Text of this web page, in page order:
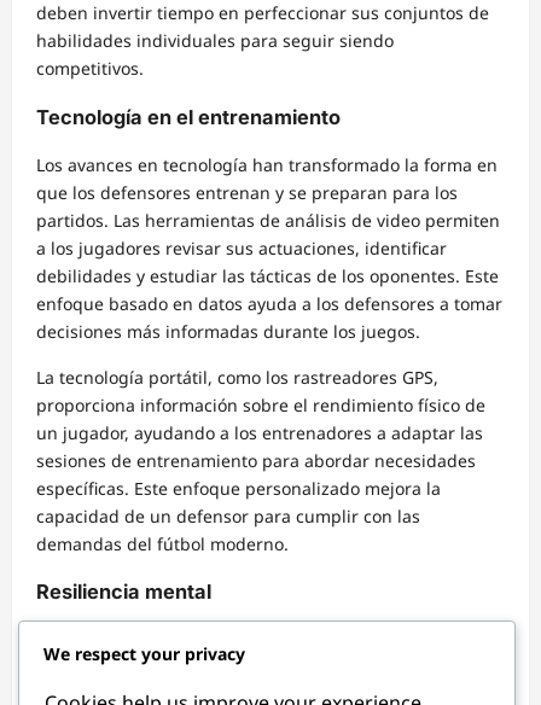
deben invertir tiempo en perfeccionar sus conjuntos de
habilidades individuales para seguir siendo
competitivos.
Tecnología en el entrenamiento
Los avances en tecnología han transformado la forma en
que los defensores entrenan y se preparan para los
partidos. Las herramientas de análisis de video permiten
a los jugadores revisar sus actuaciones, identificar
debilidades y estudiar las tácticas de los oponentes. Este
enfoque basado en datos ayuda a los defensores a tomar
decisiones más informadas durante los juegos.
La tecnología portátil, como los rastreadores GPS,
proporciona información sobre el rendimiento físico de
un jugador, ayudando a los entrenadores a adaptar las
sesiones de entrenamiento para abordar necesidades
específicas. Este enfoque personalizado mejora la
capacidad de un defensor para cumplir con las
demandas del fútbol moderno.
Resiliencia mental
a menudo enfrentan una intensa presión durante los
partidos. La capacidad de mantenerse enfocado, manejar
We respect your privacy